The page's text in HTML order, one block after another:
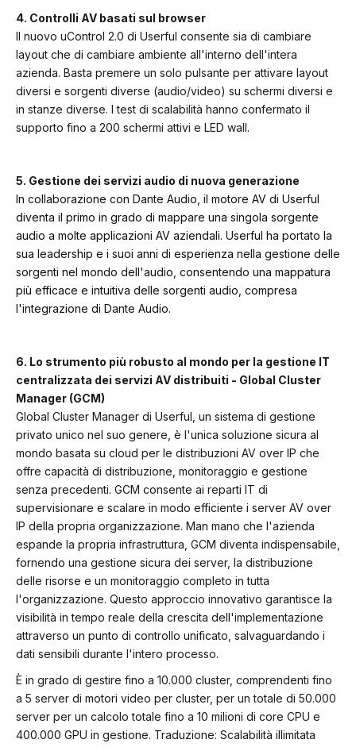
4. Controlli AV basati sul browser
Il nuovo uControl 2.0 di Userful consente sia di cambiare
layout che di cambiare ambiente all'interno dell'intera
azienda. Basta premere un solo pulsante per attivare layout
diversi e sorgenti diverse (audio/video) su schermi diversi e
in stanze diverse. I test di scalabilità hanno confermato il
supporto fino a 200 schermi attivi e LED wall.
5. Gestione dei servizi audio di nuova generazione
In collaborazione con Dante Audio, il motore AV di Userful
diventa il primo in grado di mappare una singola sorgente
audio a molte applicazioni AV aziendali. Userful ha portato la
sua leadership e i suoi anni di esperienza nella gestione delle
sorgenti nel mondo dell'audio, consentendo una mappatura
più efficace e intuitiva delle sorgenti audio, compresa
l'integrazione di Dante Audio.
6. Lo strumento più robusto al mondo per la gestione IT
centralizzata dei servizi AV distribuiti - Global Cluster
Manager (GCM)
Global Cluster Manager di Userful, un sistema di gestione
privato unico nel suo genere, è l'unica soluzione sicura al
mondo basata su cloud per le distribuzioni AV over IP che
offre capacità di distribuzione, monitoraggio e gestione
senza precedenti. GCM consente ai reparti IT di
supervisionare e scalare in modo efficiente i server AV over
IP della propria organizzazione. Man mano che l'azienda
espande la propria infrastruttura, GCM diventa indispensabile,
fornendo una gestione sicura dei server, la distribuzione
delle risorse e un monitoraggio completo in tutta
l'organizzazione. Questo approccio innovativo garantisce la
visibilità in tempo reale della crescita dell'implementazione
attraverso un punto di controllo unificato, salvaguardando i
dati sensibili durante l'intero processo.
È in grado di gestire fino a 10.000 cluster, comprendenti fino
a 5 server di motori video per cluster, per un totale di 50.000
server per un calcolo totale fino a 10 milioni di core CPU e
400.000 GPU in gestione. Traduzione: Scalabilità illimitata